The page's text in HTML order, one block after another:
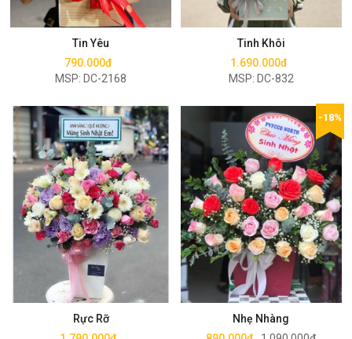
Tin Yêu
790.000đ
MSP: DC-2168
Mua ngay
Tinh Khôi
1.690.000đ
MSP: DC-832
Mua ngay
Rực Rỡ
Mua ngay
Nhẹ Nhàng
-18%
Mua ngay